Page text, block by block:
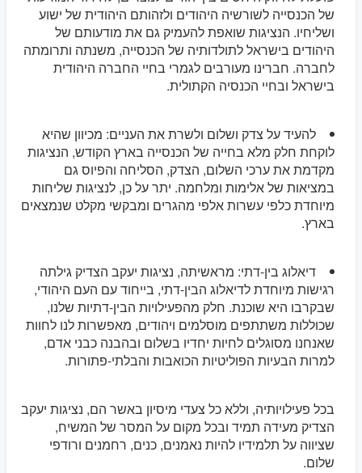
של הכנסייה לשורשיה היהודים ולזהותם היהודית של ישוע
ושליחיו. הנציגות שואפת להעמיק גם את מודעותם של
היהודים בישראל לתולדותיה של הכנסייה, משנתה ותרומתה
לחברה. חברינו מעורבים לגמרי בחיי החברה היהודית
בישראל ובחיי הכנסיה הקתולית.
להעיד על צדק ושלום ולשרת את העניים: מכיוון שהיא
לוקחת חלק מלא בחייה של הכנסייה בארץ הקודש, הנציגות
מקדמת את ערכי השלום, הצדק, הסליחה והפיוס גם
במציאות של אלימות ומלחמה. יתר על כן, לנציגות שליחות
מיוחדת כלפי עשרות אלפי מהגרים ומבקשי מקלט שנמצאים
בארץ.
דיאלוג בין-דתי: מראשיתה, נציגות יעקב הצדיק גילתה
רגישות מיוחדת לדיאלוג הבין-דתי, בייחוד עם העם היהודי,
שבקרבו היא שוכנת. חלק מהפעילויות הבין-דתיות שלנו,
שכוללות משתתפים מוסלמים ויהודים, מאפשרות לנו לחוות
שאנחנו מסוגלים לחיות יחדיו בשלום ובהבנה כבני אדם,
למרות הבעיות הפוליטיות הכואבות והבלתי-פתורות.
בכל פעילויותיה, וללא כל צעדי מיסיון באשר הם, נציגות יעקב
הצדיק מעידה תמיד ובכל מקום על המסר של המשיח,
שציווה על תלמידיו להיות נאמנים, כנים, רחמנים ורודפי
שלום.